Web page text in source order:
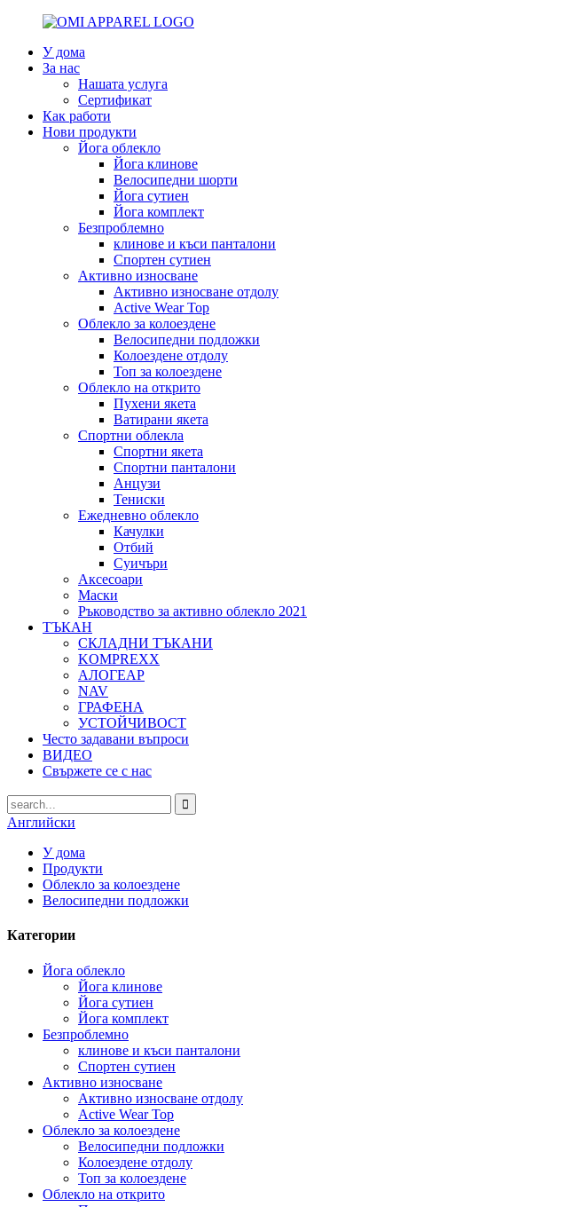
У дома
За нас
Нашата услуга
Сертификат
Как работи
Нови продукти
Йога облекло
Йога клинове
Велосипедни шорти
Йога сутиен
Йога комплект
Безпроблемно
клинове и къси панталони
Спортен сутиен
Активно износване
Активно износване отдолу
Active Wear Top
Облекло за колоездене
Велосипедни подложки
Колоездене отдолу
Топ за колоездене
Облекло на открито
Пухени якета
Ватирани якета
Спортни облекла
Спортни якета
Спортни панталони
Анцузи
Тениски
Ежедневно облекло
Качулки
Отбий
Суичъри
Аксесоари
Маски
Ръководство за активно облекло 2021
ТЪКАН
СКЛАДНИ ТЪКАНИ
KOMPREXX
АЛОГЕАР
NAV
ГРАФЕНА
УСТОЙЧИВОСТ
Често задавани въпроси
ВИДЕО
Свържете се с нас
Английски
У дома
Продукти
Облекло за колоездене
Велосипедни подложки
Категории
Йога облекло
Йога клинове
Йога сутиен
Йога комплект
Безпроблемно
клинове и къси панталони
Спортен сутиен
Активно износване
Активно износване отдолу
Active Wear Top
Облекло за колоездене
Велосипедни подложки
Колоездене отдолу
Топ за колоездене
Облекло на открито